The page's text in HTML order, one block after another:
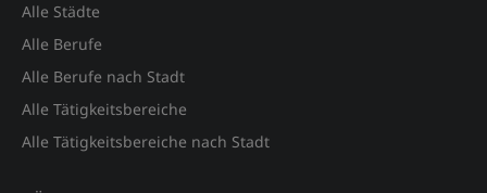
Alle Städte
Alle Berufe
Alle Berufe nach Stadt
Alle Tätigkeitsbereiche
Alle Tätigkeitsbereiche nach Stadt